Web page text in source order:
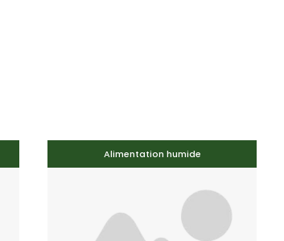
Alimentation humide